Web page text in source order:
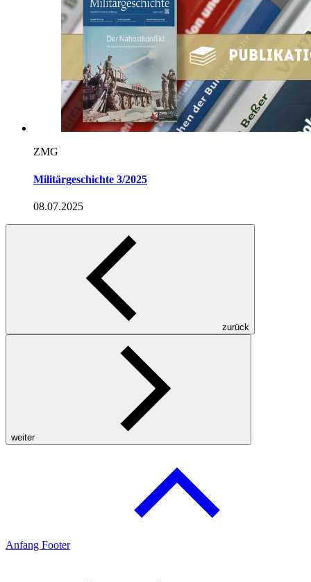
ZMG
Militärgeschichte 3/2025
08.07.2025
zurück
weiter
Anfang Footer